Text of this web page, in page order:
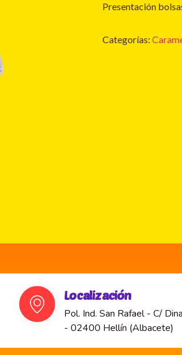
Presentación
Categorías:
Localización
Pol. Ind. San Rafael - C/
- 02400 Hellín (Albacete)